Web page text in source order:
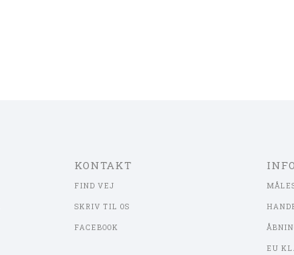
KONTAKT
FIND VEJ
SKRIV TIL OS
FACEBOOK
EU